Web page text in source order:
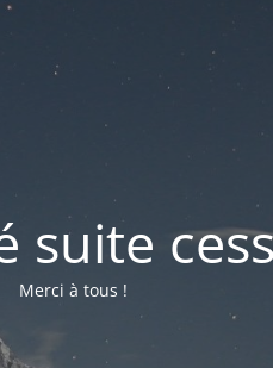
suite
Merci à tous !